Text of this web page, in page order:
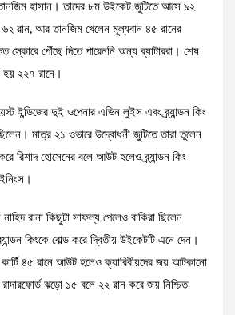
হাসান। তাদের ৮ম উইকেট জুটিতে আসে ৯২
রান, আর তানজিম খেলেন মূল্যবান ৪৫ রানের
স্কোরে পৌঁছে দিতে পারেননি অন্য ব্যাটাররা। শেষ
২২৭ রানে।
ইন্ডিজের দুই ওপেনার এভিন লুইস এবং ব্র্যান্ডন কিং
মাত্র ২১ ওভারে উদ্বোধনী জুটিতে তারা তুলেন
রিশাদ হোসেনের বলে আউট হলেও ব্র্যান্ডন কিং
নাহিদ রানা কিছুটা সাফল্য পেলেও বাকিরা ছিলেন
কিংকে বোল্ড করে দ্বিতীয় উইকেটটি এনে দেন।
কার্টি ৪৫ রানে আউট হলেও ক্যারিবীয়দের জয় আটকানো
ঝড়ো ১৫ বলে ২২ রান করে জয় নিশ্চিত